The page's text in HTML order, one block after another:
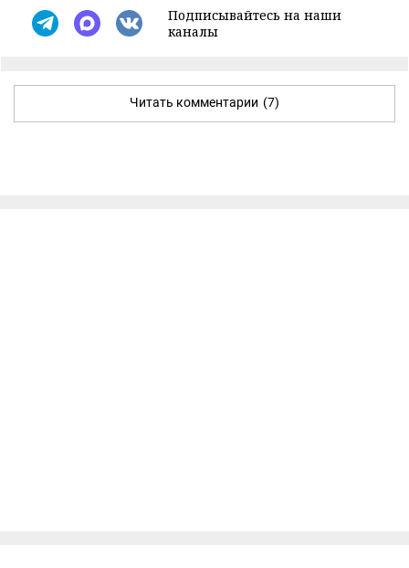
Подписывайтесь на наши
каналы
Читать комментарии (7)